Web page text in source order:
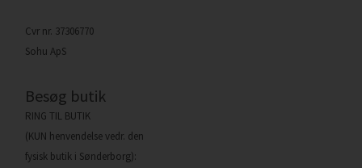
Cvr nr. 37306770
Sohu ApS
Besøg butik
RING TIL BUTIK
(KUN henvendelse vedr. den
fysisk butik i Sønderborg):